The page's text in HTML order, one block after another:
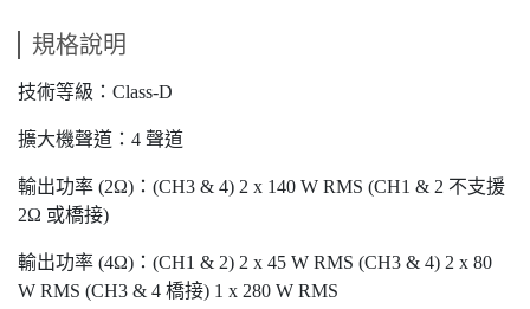
規格說明
技術等級：Class-D
擴大機聲道：4 聲道
輸出功率 (2Ω)：(CH3 & 4) 2 x 140 W RMS (CH1 & 2 不支援
2Ω 或橋接)
輸出功率 (4Ω)：(CH1 & 2) 2 x 45 W RMS (CH3 & 4) 2 x 80
W RMS (CH3 & 4 橋接) 1 x 280 W RMS